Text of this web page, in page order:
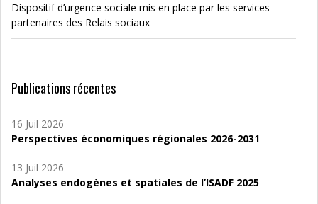
Dispositif d’urgence sociale mis en place par les services
partenaires des Relais sociaux
Publications récentes
16 Juil 2026
Perspectives économiques régionales 2026-2031
13 Juil 2026
Analyses endogènes et spatiales de l’ISADF 2025